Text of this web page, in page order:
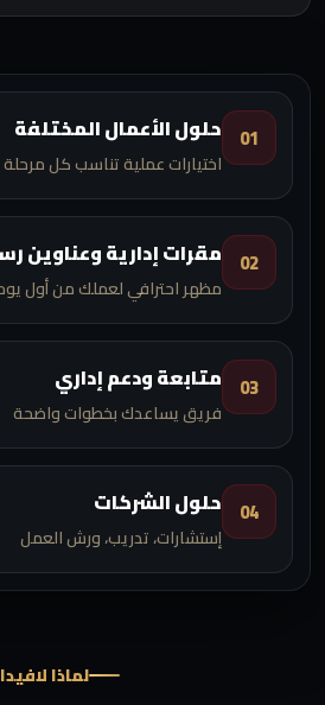
01 حلول الأعمال المختلفة
اختيارات عملية تناسب كل مرحلة
02 مقرات إدارية وعناوين
مظهر احترافي لعملك من أول
03 متابعة ودعم إداري
فريق يساعدك بخطوات واضحة
04 حلول الشركات
إستشارات، تدريب، ورش العمل
لماذا لافيدا